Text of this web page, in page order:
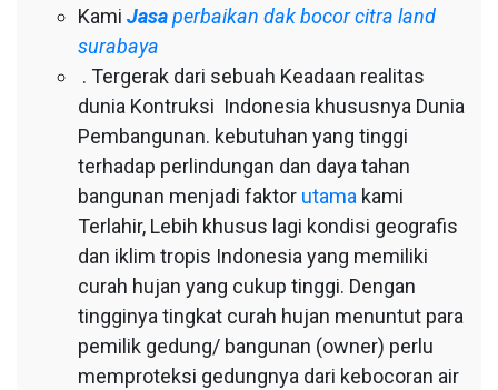
Kami Jasaperbaikan dak bocor citra land
surabaya
. Tergerak dari sebuah Keadaan realitas
dunia Kontruksi Indonesia khususnya Dunia
Pembangunan. kebutuhan yang tinggi
terhadap perlindungan dan daya tahan
bangunan menjadi faktor utama kami
Terlahir, Lebih khusus lagi kondisi geografis
dan iklim tropis Indonesia yang memiliki
curah hujan yang cukup tinggi. Dengan
tingginya tingkat curah hujan menuntut para
pemilik gedung/ bangunan (owner) perlu
memproteksi gedungnya dari kebocoran air